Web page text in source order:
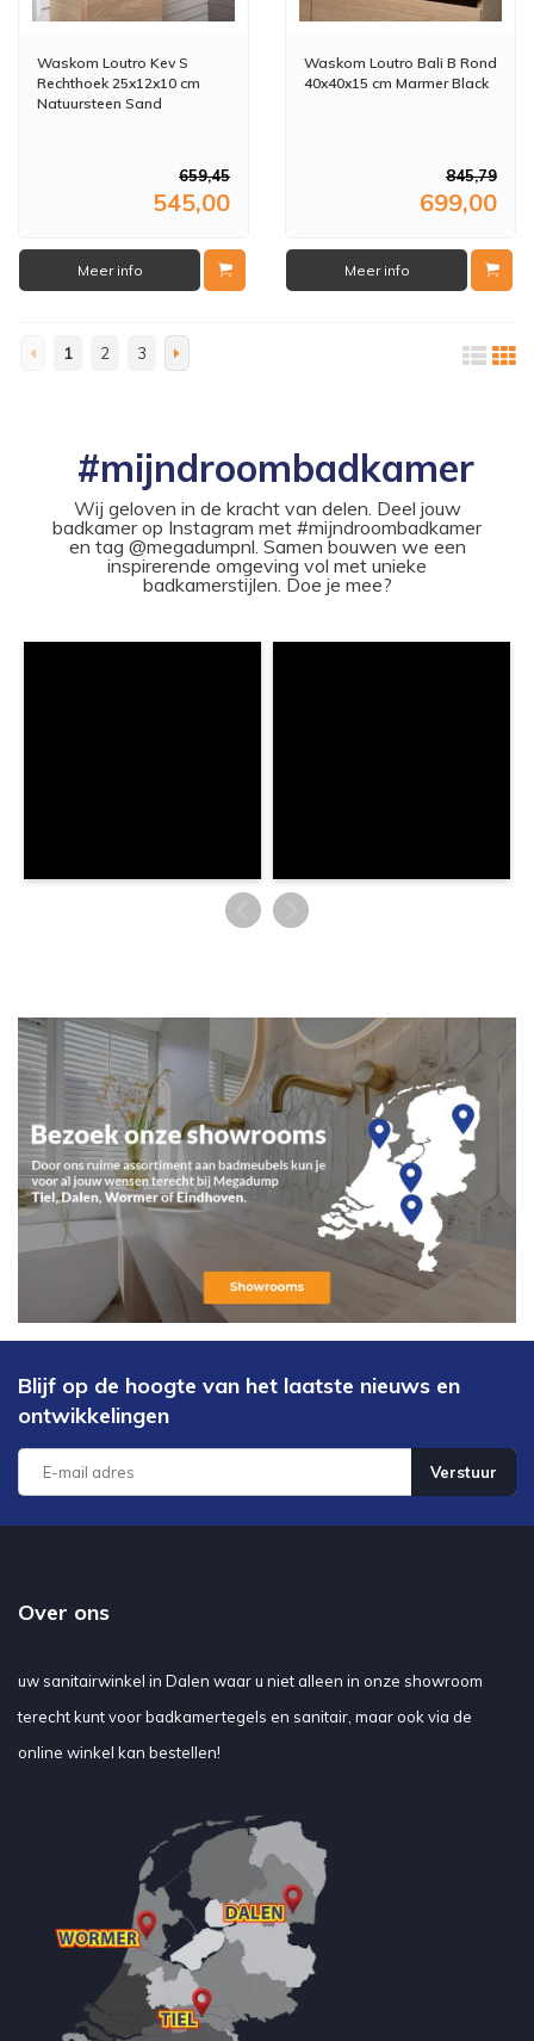
Waskom Loutro Kev S
Rechthoek 25x12x10 cm
Natuursteen Sand
659,45
545,00
Meer info
Waskom Loutro Bali B Rond
40x40x15 cm Marmer Black
845,79
699,00
Meer info
1 2 3
#mijndroombadkamer
Wij geloven in de kracht van delen. Deel jouw
badkamer op Instagram met #mijndroombadkamer
en tag @megadumpnl. Samen bouwen we een
inspirerende omgeving vol met unieke
badkamerstijlen. Doe je mee?
Blijf op de hoogte van het laatste nieuws en
ontwikkelingen
Verstuur
Over ons
uw sanitairwinkel in Dalen waar u niet alleen in onze showroom
terecht kunt voor badkamertegels en sanitair, maar ook via de
online winkel kan bestellen!